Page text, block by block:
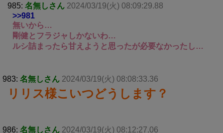
985: 名無しさん 2024/03/19(火) 08:09:29.88
>>981
無いから…
剛健とフラジャしかないわ…
ルシ詰まったら甘えようと思ったが必要なかったし…
983: 名無しさん 2024/03/19(火) 08:08:33.36
リリス様こいつどうします？
986: 名無しさん 2024/03/19(火) 08:12:27.06